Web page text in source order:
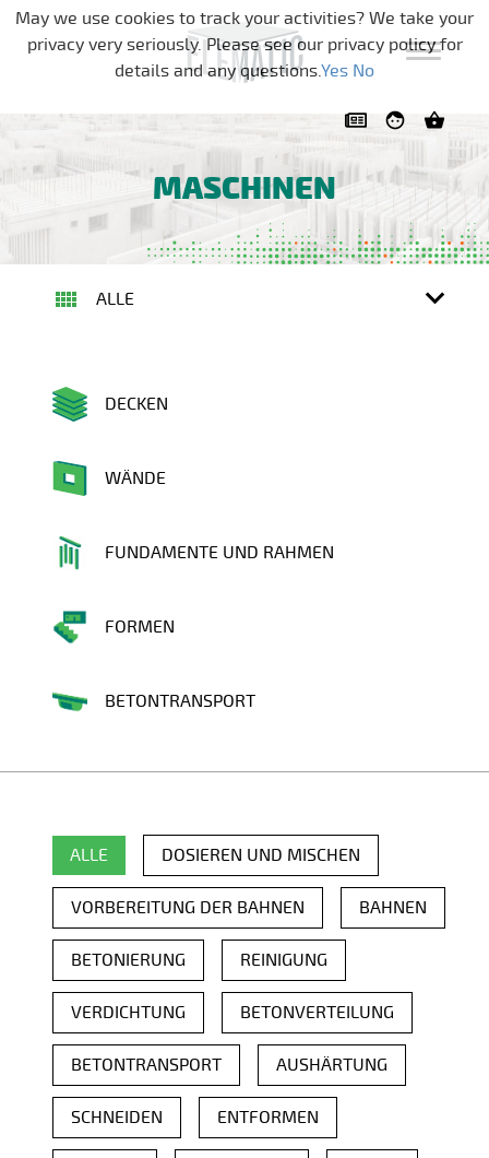
Navigation überspringen
MASCHINEN
ALLE
DECKEN
WÄNDE
FUNDAMENTE UND RAHMEN
FORMEN
BETONTRANSPORT
ALLE DOSIEREN UND MISCHEN
VORBEREITUNG DER BAHNEN BAHNEN
BETONIERUNG REINIGUNG
VERDICHTUNG BETONVERTEILUNG
BETONTRANSPORT AUSHÄRTUNG
SCHNEIDEN ENTFORMEN
May we use cookies to track your activities? We take your
privacy very seriously. Please see our privacy policy for
details and any questions.Yes No